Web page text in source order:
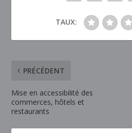
TAUX:
PRÉCÉDENT
Mise en accessibilité des
commerces, hôtels et
restaurants